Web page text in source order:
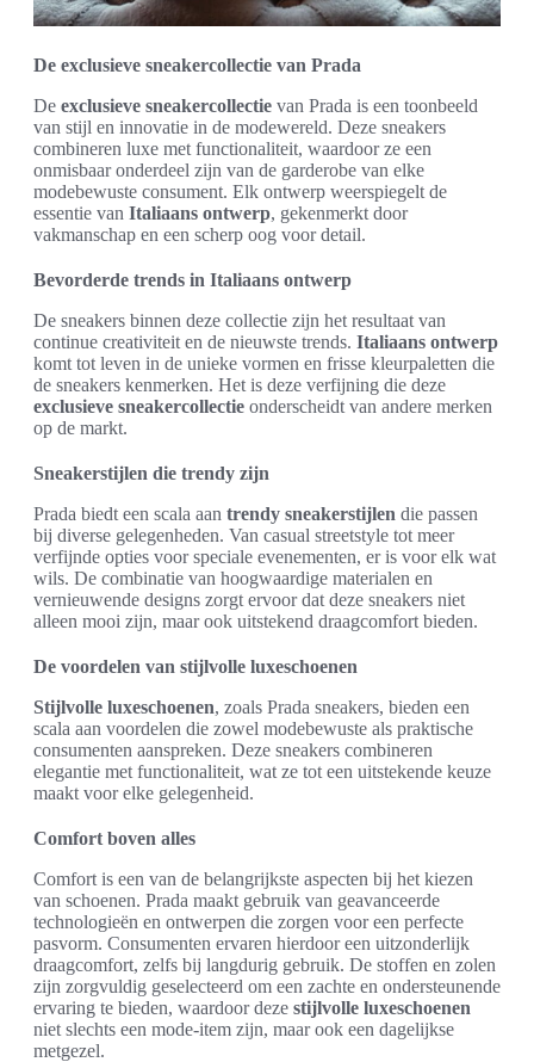
De exclusieve sneakercollectie van Prada
De exclusieve sneakercollectie van Prada is een toonbeeld
van stijl en innovatie in de modewereld. Deze sneakers
combineren luxe met functionaliteit, waardoor ze een
onmisbaar onderdeel zijn van de garderobe van elke
modebewuste consument. Elk ontwerp weerspiegelt de
essentie van Italiaans ontwerp, gekenmerkt door
vakmanschap en een scherp oog voor detail.
Bevorderde trends in Italiaans ontwerp
De sneakers binnen deze collectie zijn het resultaat van
continue creativiteit en de nieuwste trends. Italiaans ontwerp
komt tot leven in de unieke vormen en frisse kleurpaletten die
de sneakers kenmerken. Het is deze verfijning die deze
exclusieve sneakercollectie onderscheidt van andere merken
op de markt.
Sneakerstijlen die trendy zijn
Prada biedt een scala aan trendy sneakerstijlen die passen
bij diverse gelegenheden. Van casual streetstyle tot meer
verfijnde opties voor speciale evenementen, er is voor elk wat
wils. De combinatie van hoogwaardige materialen en
vernieuwende designs zorgt ervoor dat deze sneakers niet
alleen mooi zijn, maar ook uitstekend draagcomfort bieden.
De voordelen van stijlvolle luxeschoenen
Stijlvolle luxeschoenen, zoals Prada sneakers, bieden een
scala aan voordelen die zowel modebewuste als praktische
consumenten aanspreken. Deze sneakers combineren
elegantie met functionaliteit, wat ze tot een uitstekende keuze
maakt voor elke gelegenheid.
Comfort boven alles
Comfort is een van de belangrijkste aspecten bij het kiezen
van schoenen. Prada maakt gebruik van geavanceerde
technologieën en ontwerpen die zorgen voor een perfecte
pasvorm. Consumenten ervaren hierdoor een uitzonderlijk
draagcomfort, zelfs bij langdurig gebruik. De stoffen en zolen
zijn zorgvuldig geselecteerd om een zachte en ondersteunende
ervaring te bieden, waardoor deze stijlvolle luxeschoenen
niet slechts een mode-item zijn, maar ook een dagelijkse
metgezel.